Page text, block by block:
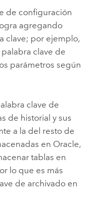
de configuración
agregando
clave; por ejemplo,
palabra clave de
parámetros según
clave de
de historial y sus
a la del resto de
en Oracle,
tablas en
lo que es más
de archivado en